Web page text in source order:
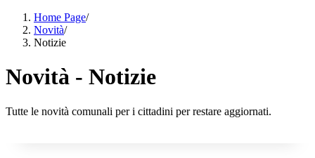
Home Page/
Novità/
Notizie
Novità - Notizie
Tutte le novità comunali per i cittadini per restare aggiornati.